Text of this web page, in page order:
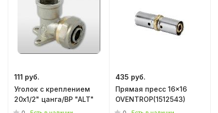
111 руб.
Уголок с креплением
20х1/2" цанга/ВР "ALT"
435 руб.
Прямая пресс 16x16
OVENTROP(1512543)